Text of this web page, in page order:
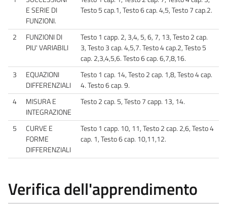
E SERIE DI
FUNZIONI.
Testo 5 cap.1, Testo 6 cap. 4,5, Testo 7 cap.2.
2
FUNZIONI DI
PIU' VARIABILI
Testo 1 capp. 2, 3,4, 5, 6, 7, 13, Testo 2 cap.
3, Testo 3 cap. 4,5,7. Testo 4 cap.2, Testo 5
cap. 2,3,4,5,6. Testo 6 cap. 6,7,8,16.
3
EQUAZIONI
DIFFERENZIALI
Testo 1 cap. 14, Testo 2 cap. 1,8, Testo 4 cap.
4. Testo 6 cap. 9.
4
MISURA E
INTEGRAZIONE
Testo 2 cap. 5, Testo 7 capp. 13, 14.
5
CURVE E
FORME
DIFFERENZIALI
Testo 1 capp. 10, 11, Testo 2 cap. 2,6, Testo 4
cap. 1, Testo 6 cap. 10,11,12.
Verifica dell'apprendimento